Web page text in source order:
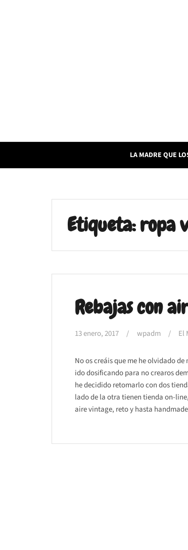
LA MADRE QUE
Etiqueta:ropa
Rebajas con
13 enero, 2017 wpadm El
No os creáis que me he olvidado
ido dosificando para no crearos
he decidido retomarlo con dos
lado de la otra tienen tienda on-
aire vintage, reto y hasta